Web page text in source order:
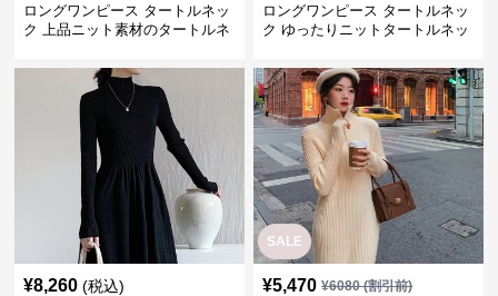
ロングワンピース タートルネッ
ク 上品ニット素材のタートルネ
ロングワンピース タートルネッ
ク ゆったりニットタートルネッ
¥8,260 (税込)
SALE
¥5,470 ¥6080(割引前)